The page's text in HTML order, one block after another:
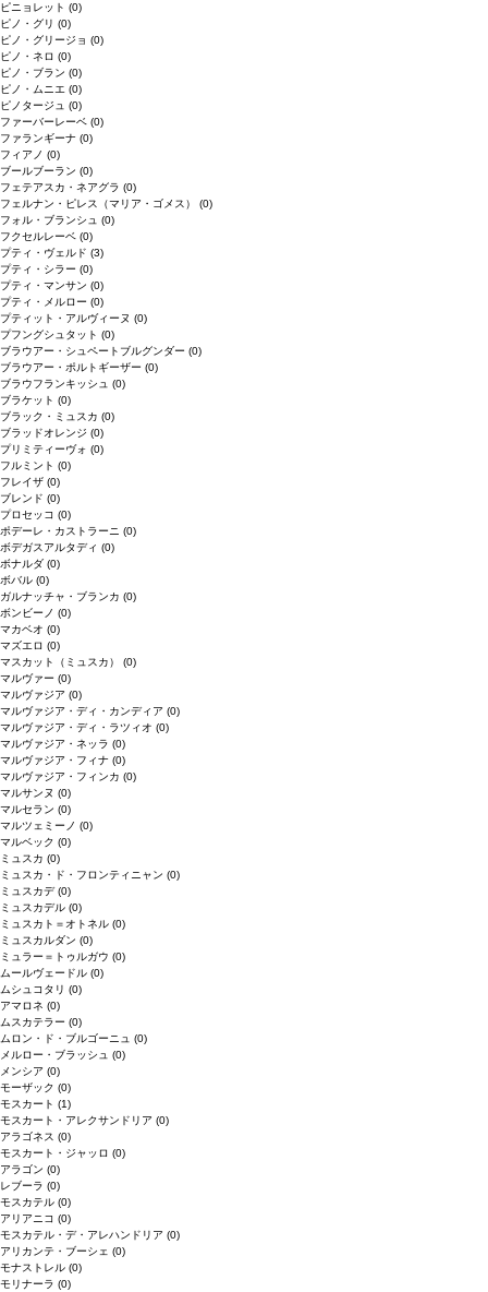
ピニョレット (0)
ピノ・グリ (0)
ピノ・グリージョ (0)
ピノ・ネロ (0)
ピノ・ブラン (0)
ピノ・ムニエ (0)
ピノタージュ (0)
ファーバーレーベ (0)
ファランギーナ (0)
フィアノ (0)
ブールブーラン (0)
フェテアスカ・ネアグラ (0)
フェルナン・ピレス（マリア・ゴメス） (0)
フォル・ブランシュ (0)
フクセルレーベ (0)
プティ・ヴェルド (3)
プティ・シラー (0)
プティ・マンサン (0)
プティ・メルロー (0)
プティット・アルヴィーヌ (0)
プフングシュタット (0)
ブラウアー・シュペートブルグンダー (0)
ブラウアー・ポルトギーザー (0)
ブラウフランキッシュ (0)
ブラケット (0)
ブラック・ミュスカ (0)
ブラッドオレンジ (0)
プリミティーヴォ (0)
フルミント (0)
フレイザ (0)
ブレンド (0)
プロセッコ (0)
ポデーレ・カストラーニ (0)
ボデガスアルタディ (0)
ボナルダ (0)
ボバル (0)
ガルナッチャ・ブランカ (0)
ボンビーノ (0)
マカベオ (0)
マズエロ (0)
マスカット（ミュスカ） (0)
マルヴァー (0)
マルヴァジア (0)
マルヴァジア・ディ・カンディア (0)
マルヴァジア・ディ・ラツィオ (0)
マルヴァジア・ネッラ (0)
マルヴァジア・フィナ (0)
マルヴァジア・フィンカ (0)
マルサンヌ (0)
マルセラン (0)
マルツェミーノ (0)
マルベック (0)
ミュスカ (0)
ミュスカ・ド・フロンティニャン (0)
ミュスカデ(0)
ミュスカデル (0)
ミュスカト＝オトネル (0)
ミュスカルダン (0)
ミュラー＝トゥルガウ (0)
ムールヴェードル (0)
ムシュコタリ (0)
アマロネ (0)
ムスカテラー (0)
ムロン・ド・ブルゴーニュ (0)
メルロー・ブラッシュ (0)
メンシア (0)
モーザック (0)
モスカート (1)
モスカート・アレクサンドリア (0)
アラゴネス (0)
モスカート・ジャッロ (0)
アラゴン (0)
レブーラ (0)
モスカテル (0)
アリアニコ (0)
モスカテル・デ・アレハンドリア (0)
アリカンテ・ブーシェ (0)
モナストレル (0)
モリナーラ (0)